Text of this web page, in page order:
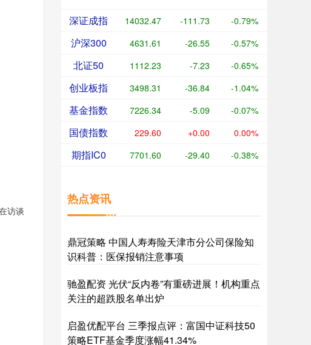
访谈
深证成指 14032.47 -111.73 -0.79%
沪深300 4631.61 -26.55 -0.57%
北证50 1112.23 -7.23 -0.65%
创业板指 3498.31 -36.84 -1.04%
基金指数 7226.34 -5.09 -0.07%
国债指数 229.60 +0.00 0.00%
期指IC0 7701.60 -29.40 -0.38%
热点资讯
鼎冠策略 中国人寿寿险天津市分公司保险知
识科普：医保报销注意事项
驰盈配资 光伏“反内卷”有重磅进展！机构重点
关注的超跌股名单出炉
启盈优配平台 三季报点评：富国中证科技50
策略ETF基金季度涨幅41.34%